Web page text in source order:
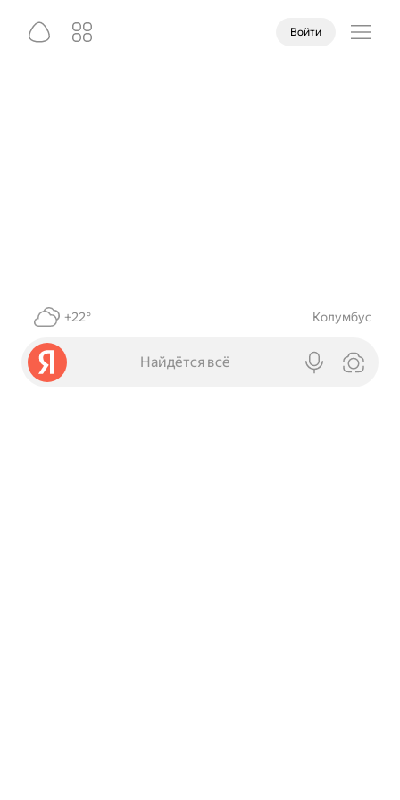
Войти
+22° Колумбус
Найдётся всё